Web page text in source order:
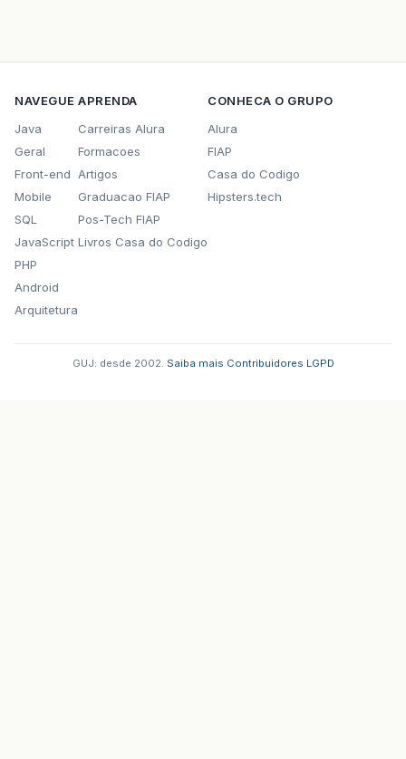
NAVEGUE
Java
Geral
Front-end
Mobile
SQL
JavaScript
PHP
Android
Arquitetura
APRENDA
Carreiras Alura
Formacoes
Artigos
Graduacao FIAP
Pos-Tech FIAP
Livros Casa do Codigo
CONHECA O GRUPO
Alura
FIAP
Casa do Codigo
Hipsters.tech
GUJ: desde 2002. Saiba mais Contribuidores LGPD